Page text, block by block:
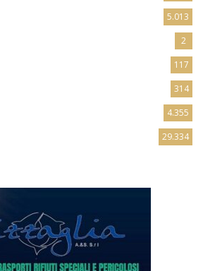
5.013
2
117
314
4.355
29.334